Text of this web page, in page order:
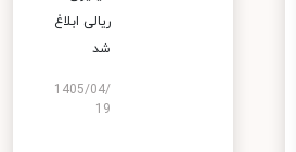
ریالی ابلاغ
شد
1405/04/
19